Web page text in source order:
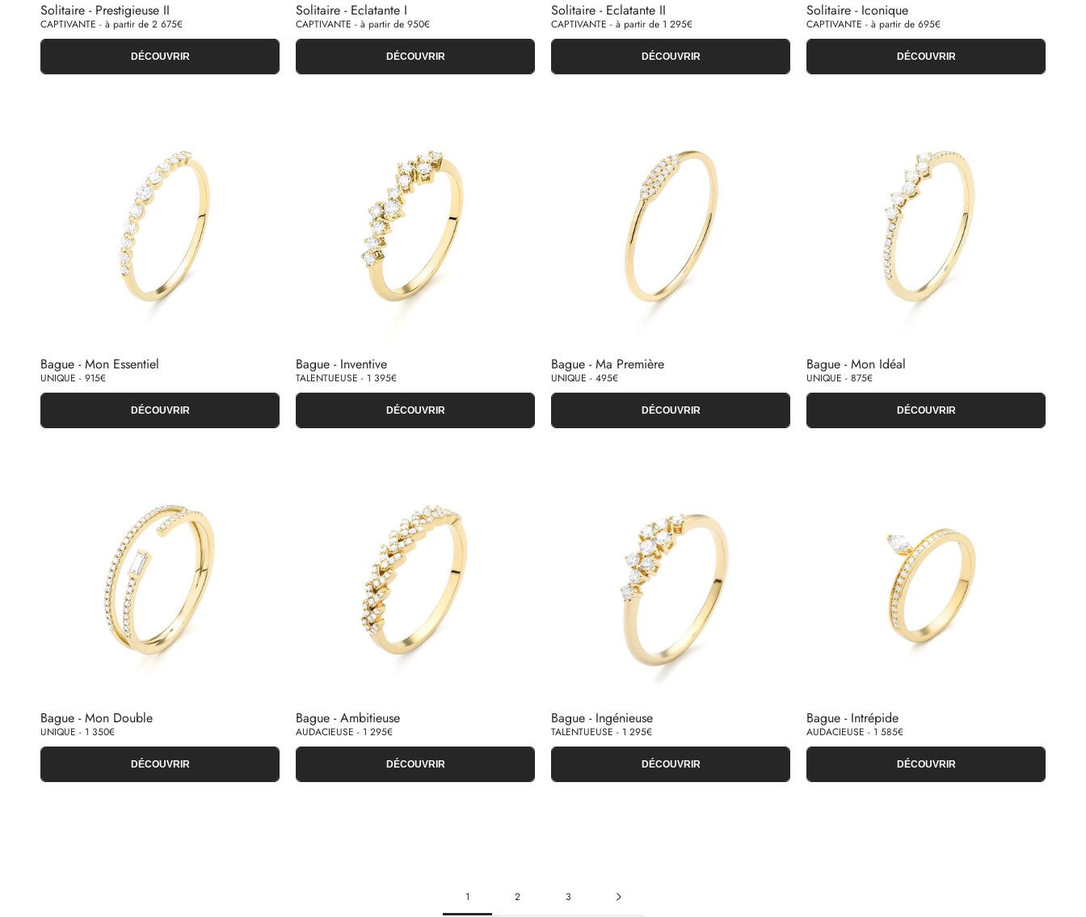
Solitaire - Prestigieuse II
CAPTIVANTE - à partir de 2 675€
DÉCOUVRIR
Solitaire - Eclatante I
CAPTIVANTE - à partir de 950€
DÉCOUVRIR
Solitaire - Eclatante II
CAPTIVANTE - à partir de 1 295€
DÉCOUVRIR
Solitaire - Iconique
CAPTIVANTE - à partir de 695€
DÉCOUVRIR
Bague - Mon Essentiel
UNIQUE - 915€
DÉCOUVRIR
Bague - Inventive
TALENTUEUSE - 1 395€
DÉCOUVRIR
Bague - Ma Première
UNIQUE - 495€
DÉCOUVRIR
Bague - Mon Idéal
UNIQUE - 875€
DÉCOUVRIR
Bague - Mon Double
UNIQUE - 1 350€
DÉCOUVRIR
Bague - Ambitieuse
AUDACIEUSE - 1 295€
DÉCOUVRIR
Bague - Ingénieuse
TALENTUEUSE - 1 295€
DÉCOUVRIR
Bague - Intrépide
AUDACIEUSE - 1 585€
DÉCOUVRIR
1 2 3